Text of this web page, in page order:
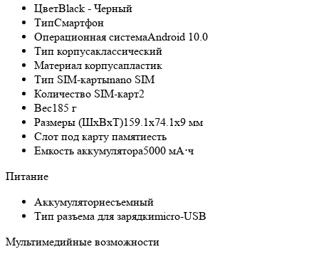
ЦветBlack - Черный
ТипСмартфон
Операционная системаAndroid 10.0
Тип корпусаклассический
Материал корпусапластик
Тип SIM-картыnano SIM
Количество SIM-карт2
Вес185 г
Размеры (ШxВxТ)159.1x74.1x9 мм
Слот под карту памятиесть
Емкость аккумулятора5000 мА⋅ч
Питание
Аккумуляторнесъемный
Тип разъема для зарядкиmicro-USB
Мультимедийные возможности